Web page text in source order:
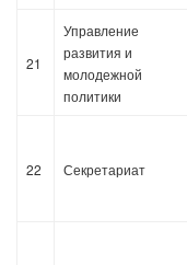
21
Управление
развития и
молодежной
политики
22 Секретариат